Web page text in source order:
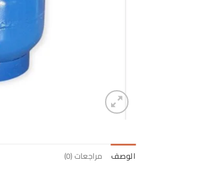
الوصف مراجعات (0)